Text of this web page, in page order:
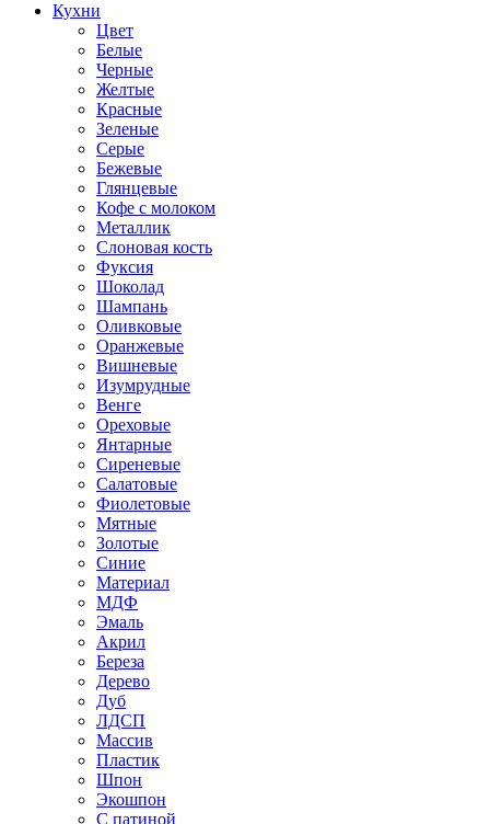
Кухни
Цвет
Белые
Черные
Желтые
Красные
Зеленые
Серые
Бежевые
Глянцевые
Кофе с молоком
Металлик
Слоновая кость
Фуксия
Шоколад
Шампань
Оливковые
Оранжевые
Вишневые
Изумрудные
Венге
Ореховые
Янтарные
Сиреневые
Салатовые
Фиолетовые
Мятные
Золотые
Синие
Материал
МДФ
Эмаль
Акрил
Береза
Дерево
Дуб
ЛДСП
Массив
Пластик
Шпон
Экошпон
С патиной